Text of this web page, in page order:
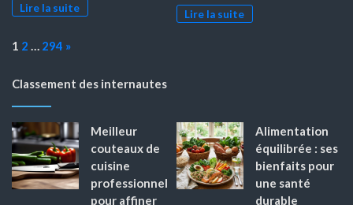
Lire la suite Lire la suite
Page:
1 2 … 294 Next
»
Classement des internautes
Meilleur
couteaux de
cuisine
professionnel
pour affiner
Alimentation
équilibrée : ses
bienfaits pour
une santé
durable